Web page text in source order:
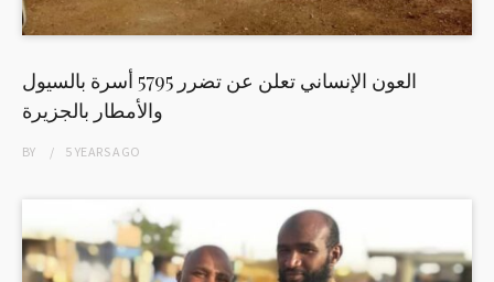
العون الإنساني تعلن عن تضرر 5795 أسرة بالسيول
والأمطار بالجزيرة
BY 5 YEARSAGO